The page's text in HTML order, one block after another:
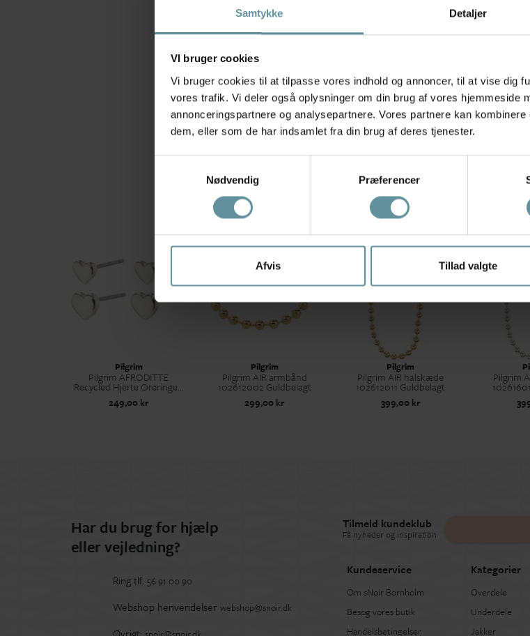
Samtykke Detaljer
VI bruger cookies
Vi bruger cookies til at tilpasse vores indhold og annoncer, til at vise dig
vores trafik. Vi deler også oplysninger om din brug af vores hjemmeside
annonceringspartnere og analysepartnere. Vores partnere kan
dem, eller som de har indsamlet fra din brug af deres tjenester.
Nødvendig
Præferencer
Afvis Tillad valgte
Anbefalede produkter
Produkter med
Pilgrim
Pilgrim AFRODITTE
Recycled Hjerte Øreringe...
249,00 kr
Pilgrim
Pilgrim AIR armbånd
102612002 Guldbelagt
299,00 kr
Pilgrim
Pilgrim AIR halskæde
102612011 Guldbelagt
399,00 kr
Pilgrim
Har du brug for hjælp
eller vejledning?
Tilmeld kundeklub
Få nyheder og inspiration
Ring tlf. 56 91 00 90
Webshop henvendelser webshop@snoir.dk
Kundeservice
Om sNoir Bornholm
Besøg vores butik
Handelsbetingelser
Kategorier
Overdele
Underdele
Jakker